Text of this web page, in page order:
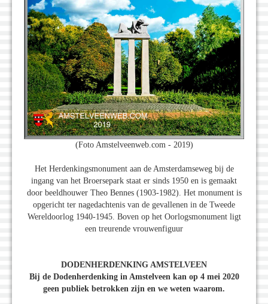
(Foto Amstelveenweb.com - 2019)
Het Herdenkingsmonument aan de Amsterdamseweg bij de
ingang van het Broersepark staat er sinds 1950 en is gemaakt
door beeldhouwer Theo Bennes (1903-1982). Het monument is
opgericht ter nagedachtenis van de gevallenen in de Tweede
Wereldoorlog 1940-1945. Boven op het Oorlogsmonument ligt
een treurende vrouwenfiguur
DODENHERDENKING AMSTELVEEN
Bij de Dodenherdenking in Amstelveen kan op 4 mei 2020
geen publiek betrokken zijn en we weten waarom.